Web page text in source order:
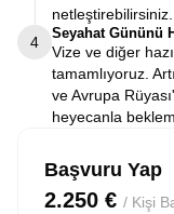
netleştirebilirsiniz.
4
Seyahat Gününü
Vize ve diğer
tamamlıyoruz.
ve Avrupa
heyecanla
Başvuru Yap
2.250 € / Kişi